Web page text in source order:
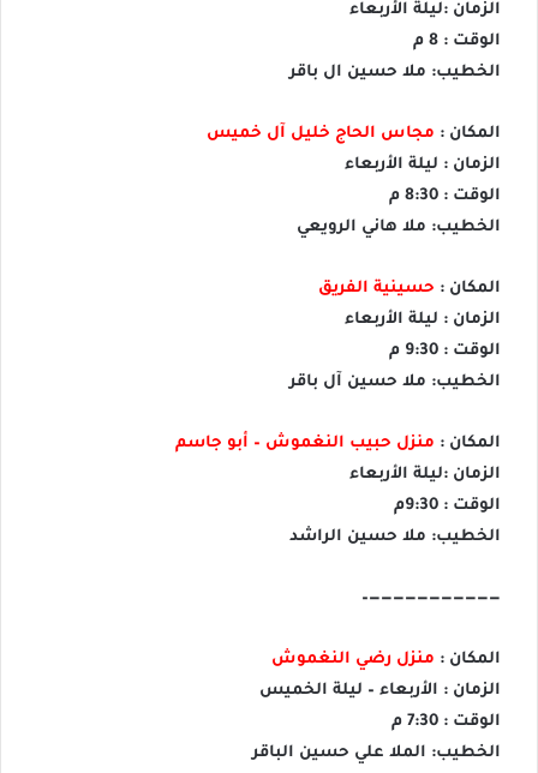
الزمان :ليلة الأربعاء
الوقت : 8 م
الخطيب: ملا حسين ال باقر
المكان : مجاس الحاج خليل آل خميس
الزمان : ليلة الأربعاء
الوقت : 8:30 م
الخطيب: ملا هاني الرويعي
المكان : حسينية الفريق
الزمان : ليلة الأربعاء
الوقت : 9:30 م
الخطيب: ملا حسين آل باقر
المكان : منزل حبيب النغموش – أبو جاسم
الزمان :ليلة الأربعاء
الوقت : 9:30م
الخطيب: ملا حسين الراشد
———————————–
المكان : منزل رضي النغموش
الزمان : الأربعاء – ليلة الخميس
الوقت : 7:30 م
الخطيب: الملا علي حسين الباقر